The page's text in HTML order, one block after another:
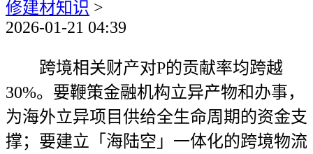
修建材知识 >
2026-01-21 04:39
跨境相关财产对P的贡献率均跨越
30%。要鞭策金融机构立异产物和办事，
为海外立异项目供给全生命周期的资金支
撑；要建立「海陆空」一体化的跨境物流